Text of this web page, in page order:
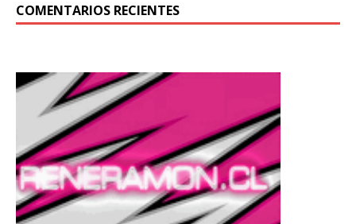
COMENTARIOS RECIENTES